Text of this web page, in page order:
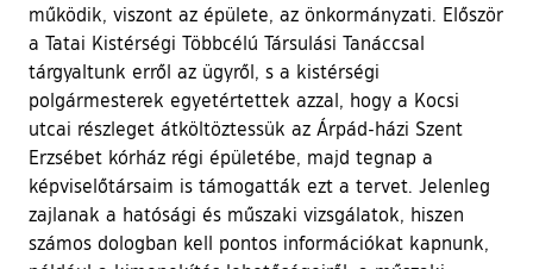
működik, viszont az épülete, az önkormányzati. Először
a Tatai Kistérségi Többcélú Társulási Tanáccsal
tárgyaltunk erről az ügyről, s a kistérségi
polgármesterek egyetértettek azzal, hogy a Kocsi
utcai részleget átköltöztessük az Árpád-házi Szent
Erzsébet kórház régi épületébe, majd tegnap a
képviselőtársaim is támogatták ezt a tervet. Jelenleg
zajlanak a hatósági és műszaki vizsgálatok, hiszen
számos dologban kell pontos információkat kapnunk,